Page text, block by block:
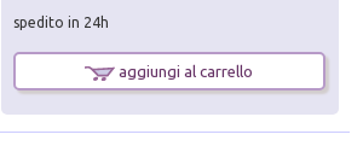
spedito in 24h
aggiungi al carrello